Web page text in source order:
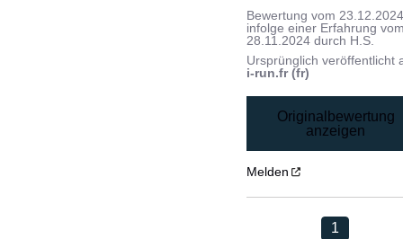
Bewertung vom
infolge einer Erfahrung
28.11.2024 durch H.S.
Ursprünglich veröffentlicht
i-run.fr (fr)
Originalbewertung
anzeigen
Melden
1